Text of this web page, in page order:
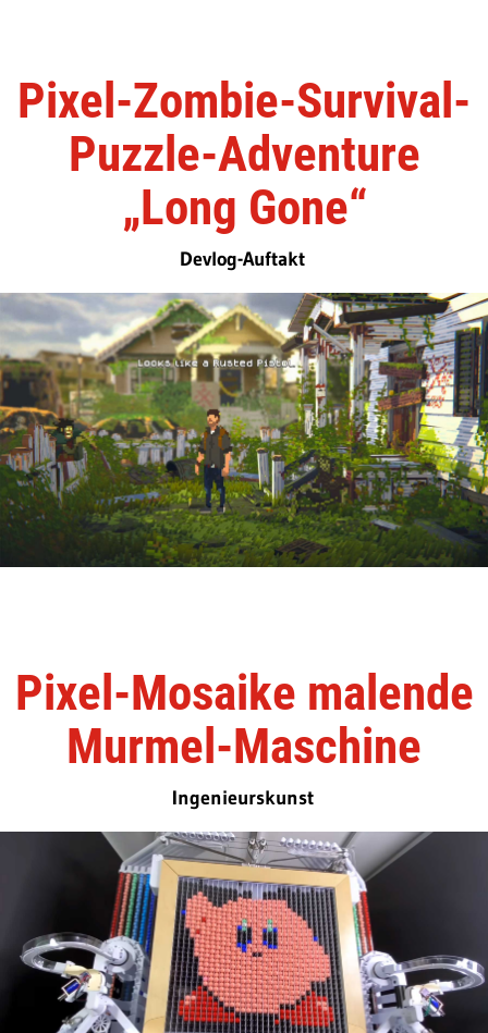
Pixel-Zombie-Survival-
Puzzle-Adventure
„Long Gone“
Devlog-Auftakt
Pixel-Mosaike malende
Murmel-Maschine
Ingenieurskunst